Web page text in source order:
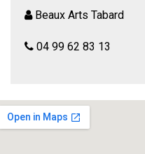
Beaux Arts Tabard
04 99 62 83 13
Marie-Antoinette…la
symbolise, à lui seul, les